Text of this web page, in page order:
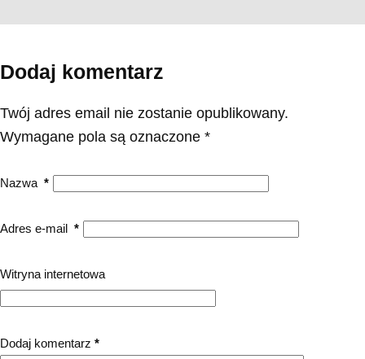
Dodaj komentarz
Twój adres email nie zostanie opublikowany.
Wymagane pola są oznaczone *
Nazwa *
Adres e-mail *
Witryna internetowa
Dodaj komentarz *